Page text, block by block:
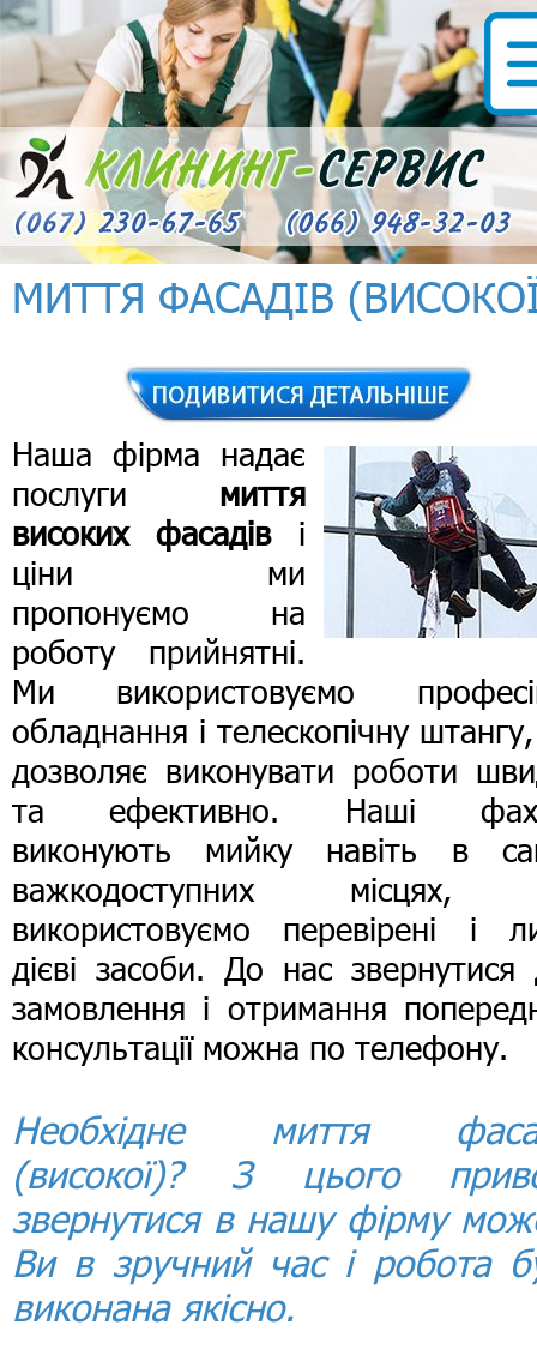
МИТТЯ ФАСАДІВ
Наша фірма надає
послуги миття
високих фасадіві
ціни ми
пропонуємо на
роботу прийнятні.
Ми використовуємо
обладнання і телескопічну
дозволяє виконувати роботи
та ефективно. Наші
виконують мийку навіть в
важкодоступних місцях,
використовуємо перевірені і
дієві засоби. До нас звернутися
замовлення і отримання
консультації можна по телефону.
Необхідне миття
(високої)? З цього
звернутися в нашу фірму
Ви в зручний час і робота
виконана якісно.